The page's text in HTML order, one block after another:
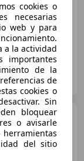
kW (67 CV)
1.0 Concept
cookies o
necesarias
web y para
a la actividad
importantes
de la
de
cookies o
Sin
bloquear
o avisarle
del sitio